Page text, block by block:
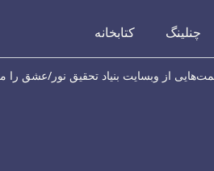
چنلینگ کتابخانه
از وبسایت بنیاد تحقیق نور/عشق را